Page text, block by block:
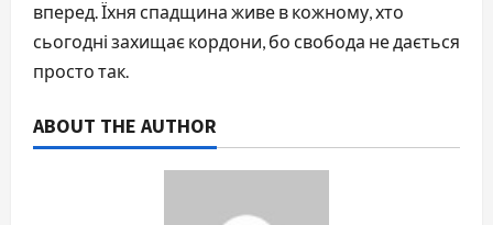
вперед. Їхня спадщина живе в кожному, хто
сьогодні захищає кордони, бо свобода не дається
просто так.
ABOUT THE AUTHOR